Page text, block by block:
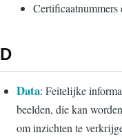
Certificaatnummers
D
Data: Feitelijke
beelden, die kan
om inzichten te